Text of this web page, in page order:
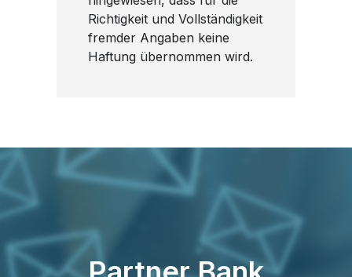
Richtigkeit und Vollständigkeit
fremder Angaben keine
Haftung übernommen wird.